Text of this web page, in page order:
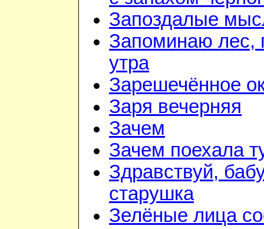
Запоздалые
Запоминаю лес,
утра
Зарешечённое
Заря вечерняя
Зачем
Зачем поехала
Здравствуй,
старушка
Зелёные лица